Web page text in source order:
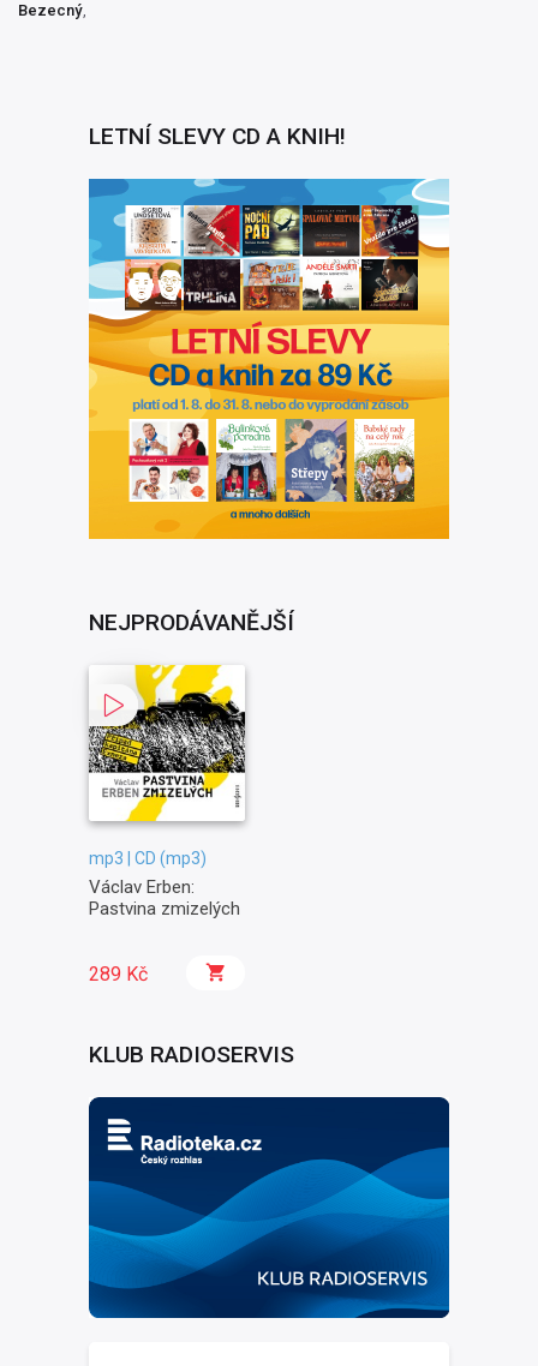
Bezecný
LETNÍ SLEVY CD A KNIH!
NEJPRODÁVANĚJŠÍ
mp3 | CD (mp3)
Václav Erben:
Pastvina zmizelých
289 Kč
KLUB RADIOSERVIS